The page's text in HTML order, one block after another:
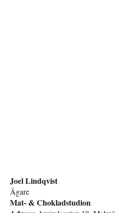
Joel Lindqvist
Ägare
Mat- & Chokladstudion